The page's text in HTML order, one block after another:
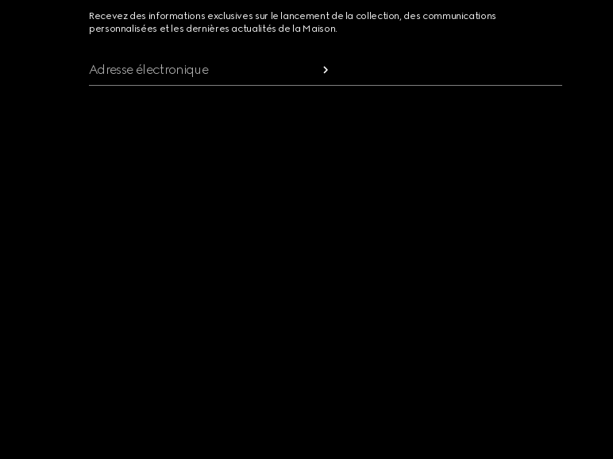
Recevez des informations exclusives sur le lancement de la collection, des communications
personnalisées et les dernières actualités de la Maison.
Adresse électronique